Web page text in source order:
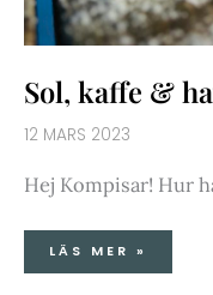
Sol, kaffe &
12 MARS 2023
Hej Kompisar! Hur
LÄS MER »